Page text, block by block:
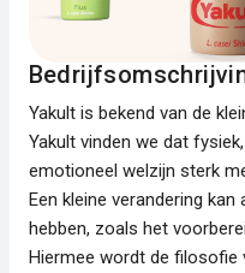
Yakult is bekend van de
Yakult vinden we dat
emotioneel welzijn sterk
Een kleine verandering kan
hebben, zoals het
Hiermee wordt de filosofie